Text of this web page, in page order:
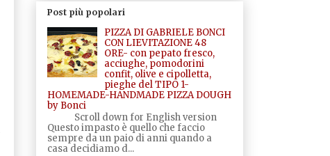
Post più popolari
PIZZA DI GABRIELE BONCI
CON LIEVITAZIONE 48
ORE- con pepato fresco,
acciughe, pomodorini
confit, olive e cipolletta,
pieghe del TIPO 1-
HOMEMADE-HANDMADE PIZZA DOUGH
by Bonci
Scroll down for English version
Questo impasto è quello che faccio
sempre da un paio di anni quando a
casa decidiamo d...